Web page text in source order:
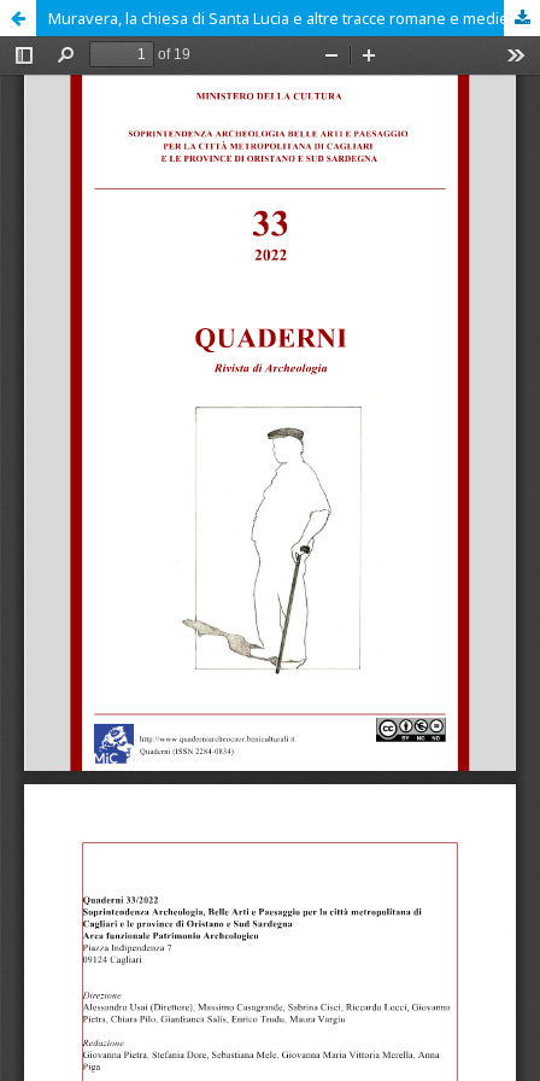
Muravera, la chiesa di Santa Lucia e altre tracce romane e medievali dal territorio